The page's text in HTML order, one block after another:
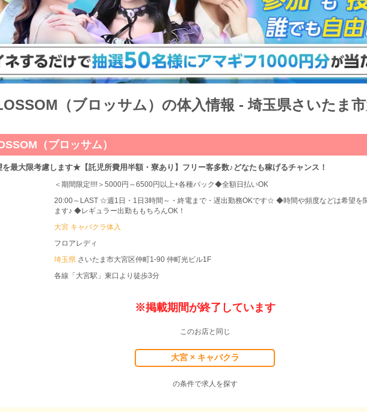
（ブロッサム）の体入情報 - 埼玉県さいたま
（ブロッサム）
を最大限考慮します★【託児所費用半額・寮あり】フリー客多数♪どなたも稼げるチャンス！
＜期間限定!!!!＞5000円～6500円以上+各種バック◆全額日払いOK
20:00～LAST ☆週1日・1日3時間～・終電まで・遅出勤務OKです☆ ◆時間や頻度などは希望を
ます♪ ◆レギュラー出勤ももちろんOK！
大宮 キャバクラ体入
フロアレディ
埼玉県 さいたま市大宮区仲町1-90 仲町光ビル1F
各線「大宮駅」東口より徒歩3分
※掲載期間が終了しています
このお店と同じ
大宮 × キャバクラ
の条件で求人を探す